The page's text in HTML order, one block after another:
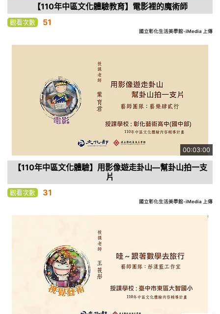
【110年中區文化體驗教育】電影裡的魔術師
觀看次數 51
國立彰化生活美學館-iMedia 上傳
00:03:00
【110年中區文化體驗】用影像遊走卦山—幫卦山拍一支
片
觀看次數 31
國立彰化生活美學館-iMedia 上傳